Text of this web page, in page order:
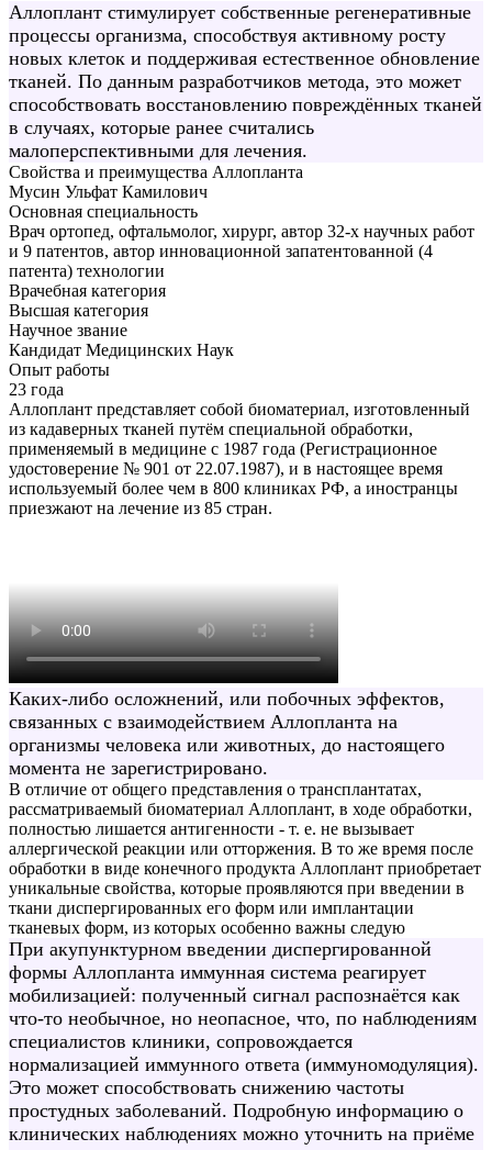
Аллоплант стимулирует собственные регенеративные
процессы организма, способствуя активному росту
новых клеток и поддерживая естественное обновление
тканей. По данным разработчиков метода, это может
способствовать восстановлению повреждённых тканей
в случаях, которые ранее считались
малоперспективными для лечения.
Свойства и преимущества Аллопланта
Мусин Ульфат Камилович
Основная специальность
Врач ортопед, офтальмолог, хирург, автор 32-х научных работ
и 9 патентов, автор инновационной запатентованной (4
патента) технологии
Врачебная категория
Высшая категория
Научное звание
Кандидат Медицинских Наук
Опыт работы
23 года
Аллоплант представляет собой биоматериал, изготовленный
из кадаверных тканей путём специальной обработки,
применяемый в медицине с 1987 года (Регистрационное
удостоверение № 901 от 22.07.1987), и в настоящее время
используемый более чем в 800 клиниках РФ, а иностранцы
приезжают на лечение из 85 стран.
Каких-либо осложнений, или побочных эффектов,
связанных с взаимодействием Аллопланта на
организмы человека или животных, до настоящего
момента не зарегистрировано.
В отличие от общего представления о трансплантатах,
рассматриваемый биоматериал Аллоплант, в ходе обработки,
полностью лишается антигенности - т. е. не вызывает
аллергической реакции или отторжения. В то же время после
обработки в виде конечного продукта Аллоплант приобретает
уникальные свойства, которые проявляются при введении в
ткани диспергированных его форм или имплантации
тканевых форм, из которых особенно важны следую
При акупунктурном введении диспергированной
формы Аллопланта иммунная система реагирует
мобилизацией: полученный сигнал распознаётся как
что-то необычное, но неопасное, что, по наблюдениям
специалистов клиники, сопровождается
нормализацией иммунного ответа (иммуномодуляция).
Это может способствовать снижению частоты
простудных заболеваний. Подробную информацию о
клинических наблюдениях можно уточнить на приёме